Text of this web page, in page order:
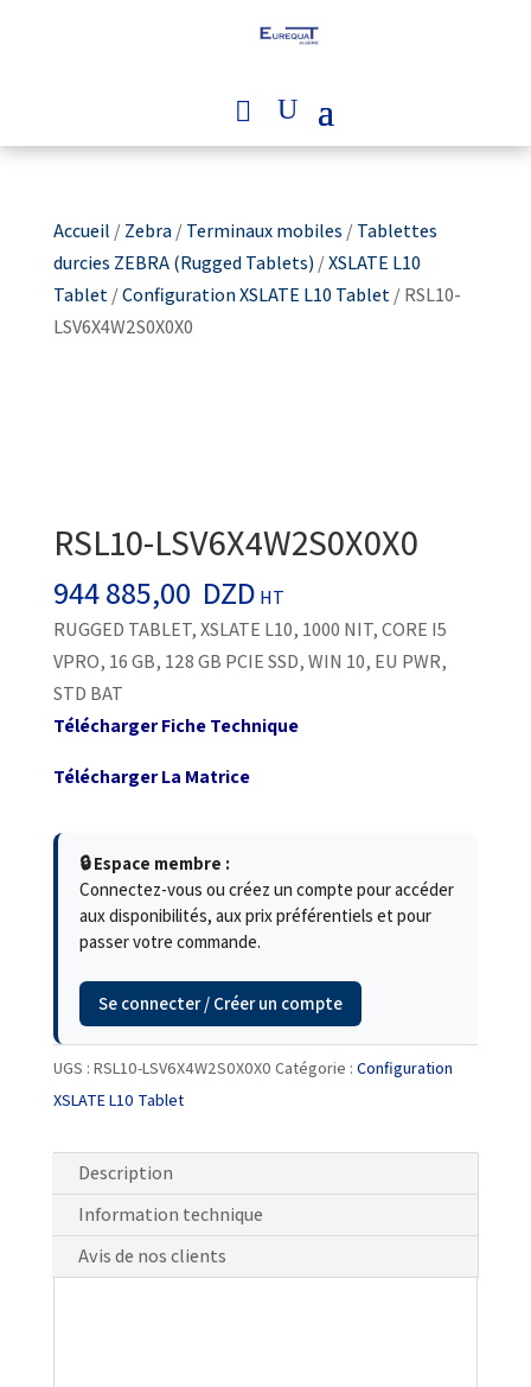
Accueil /Zebra/Terminaux mobiles /Tablettes
durcies ZEBRA (Rugged Tablets)/XSLATE L10
Tablet/Configuration XSLATE L10 Tablet/ RSL10-
LSV6X4W2S0X0X0
RSL10-LSV6X4W2S0X0X0
944 885,00 DZD HT
RUGGED TABLET, XSLATE L10, 1000 NIT, CORE I5
VPRO, 16 GB, 128 GB PCIE SSD, WIN 10, EU PWR,
STD BAT
Télécharger Fiche Technique
Télécharger La Matrice
🔒 Espace membre :
Connectez-vous ou créez un compte pour accéder
aux disponibilités, aux prix préférentiels et pour
passer votre commande.
Se connecter / Créer un compte
UGS : RSL10-LSV6X4W2S0X0X0 Catégorie : Configuration
XSLATE L10 Tablet
Description
Information technique
Avis de nos clients